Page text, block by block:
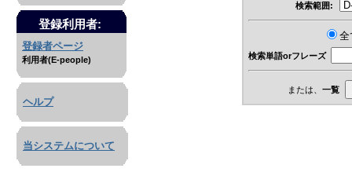
登録利用者:
登録者ページ
利用者(E-people)
ヘルプ
当システムについて
検索範囲:
検索単語orフレーズ
または、 一覧